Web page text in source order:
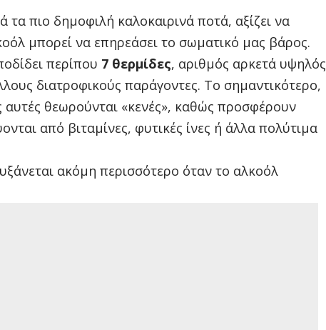
τα πιο δημοφιλή καλοκαιρινά ποτά, αξίζει να
μπορεί να επηρεάσει το σωματικό μας βάρος.
περίπου 7 θερμίδες, αριθμός αρκετά υψηλός
διατροφικούς παράγοντες. Το σημαντικότερο,
αυτές θεωρούνται «κενές», καθώς προσφέρουν
από βιταμίνες, φυτικές ίνες ή άλλα πολύτιμα
ακόμη περισσότερο όταν το αλκοόλ